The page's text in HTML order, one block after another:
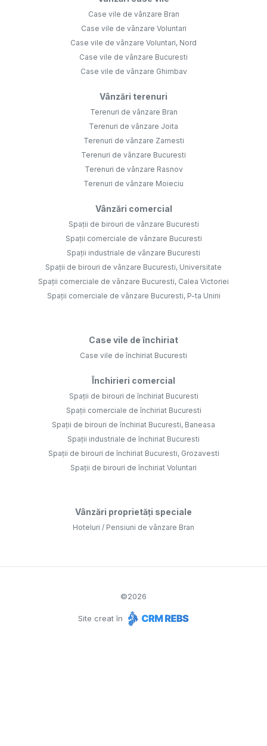
Case vile de vânzare Bran
Case vile de vânzare Voluntari
Case vile de vânzare Voluntari, Nord
Case vile de vânzare Bucuresti
Case vile de vânzare Ghimbav
Vânzări terenuri
Terenuri de vânzare Bran
Terenuri de vânzare Joita
Terenuri de vânzare Zarnesti
Terenuri de vânzare Bucuresti
Terenuri de vânzare Rasnov
Terenuri de vânzare Moieciu
Vânzări comercial
Spații de birouri de vânzare Bucuresti
Spații comerciale de vânzare Bucuresti
Spații industriale de vânzare Bucuresti
Spații de birouri de vânzare Bucuresti, Universitate
Spații comerciale de vânzare Bucuresti, Calea Victoriei
Spații comerciale de vânzare Bucuresti, P-ta Unirii
Case vile de închiriat
Case vile de închiriat Bucuresti
Închirieri comercial
Spații de birouri de închiriat Bucuresti
Spații comerciale de închiriat Bucuresti
Spații de birouri de închiriat Bucuresti, Baneasa
Spații industriale de închiriat Bucuresti
Spații de birouri de închiriat Bucuresti, Grozavesti
Spații de birouri de închiriat Voluntari
Vânzări proprietăți speciale
Hoteluri / Pensiuni de vânzare Bran
©2026
Site creat în